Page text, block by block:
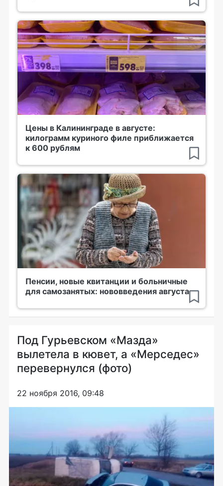
Цены в Калининграде в августе:
килограмм куриного филе приближается
к 600 рублям
Пенсии, новые квитанции и больничные
для самозанятых: нововведения августа
Под Гурьевском «Мазда»
вылетела в кювет, а «Мерседес»
перевернулся (фото)
22 ноября 2016, 09:48